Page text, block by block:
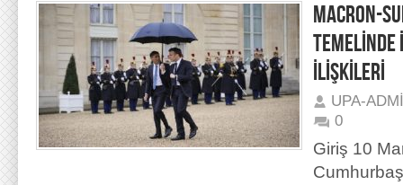
MACRON-
TEMELİNDE
İLİŞKİLERİ
UPA-
0
Giriş 10